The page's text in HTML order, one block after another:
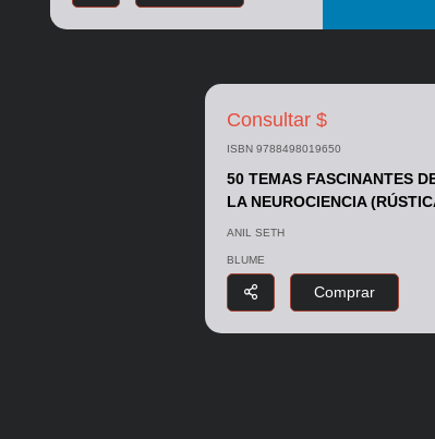
Consultar $
ISBN 9788498019650
50 TEMAS FASCINANTES
LA NEUROCIENCIA
ANIL SETH
BLUME
Comprar